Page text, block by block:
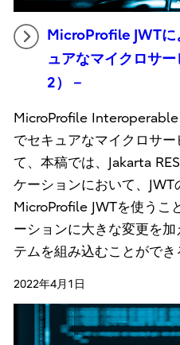
MicroProfile JWTに
ュアなマイクロサ
2）－
MicroProfile Interoperable
でセキュアなマイクロサ
て、本稿では、Jakarta
ケーションにおいて、JWT
MicroProfile JWTを使うこ
ーションに大きな変更を
テムを組み込むことができ
2022年4月1日